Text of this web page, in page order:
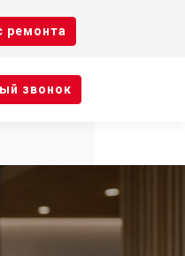
ремонта
звонок